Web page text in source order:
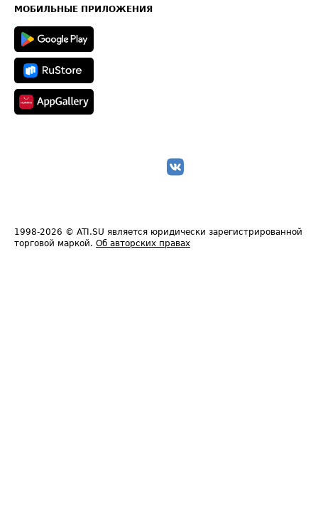
Техническая информация
МОБИЛЬНЫЕ ПРИЛОЖЕНИЯ
1998-2026 © ATI.SU является юридически зарегистрированной
торговой маркой. Об авторских правах